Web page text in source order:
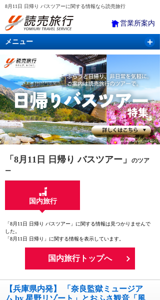
8月11日 日帰り バスツアーに関する情報なら読売旅行
営業所案内
メニュー
国内旅行 バスツアー 海外旅行 クルーズ
航空・ＪＲ＋宿泊 航空券＆ホテル
「8月11日 日帰り バスツアー」
のツア
ー
国内旅行
「8月11日 日帰り バスツアー」に関する情報は見つかりませんで
した。
「8月11日 日帰り」に関する情報を表示しています。
国内旅行トップへ
【兵庫県内発】 「奈良監獄ミュージア